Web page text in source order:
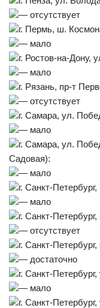
— отсутствует
г. Пермь, ш.
— мало
г. Ростов-на-Дону,
— мало
г. Рязань, пр-т
— отсутствует
г. Самара, ул.
— мало
г. Самара, ул.
Садовая):
— мало
г. Санкт-
— мало
г. Санкт-
— отсутствует
г. Санкт-
— достаточно
г. Санкт-
— мало
г. Санкт-